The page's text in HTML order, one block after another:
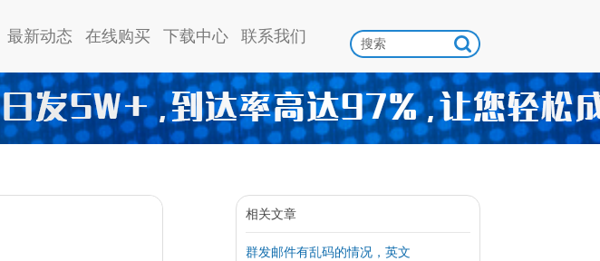
最新动态 在线购买 下载中心 联系我们
相关文章
群发邮件有乱码的情况，英文